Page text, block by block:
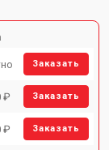
Заказать
₽ Заказать
₽ Заказать